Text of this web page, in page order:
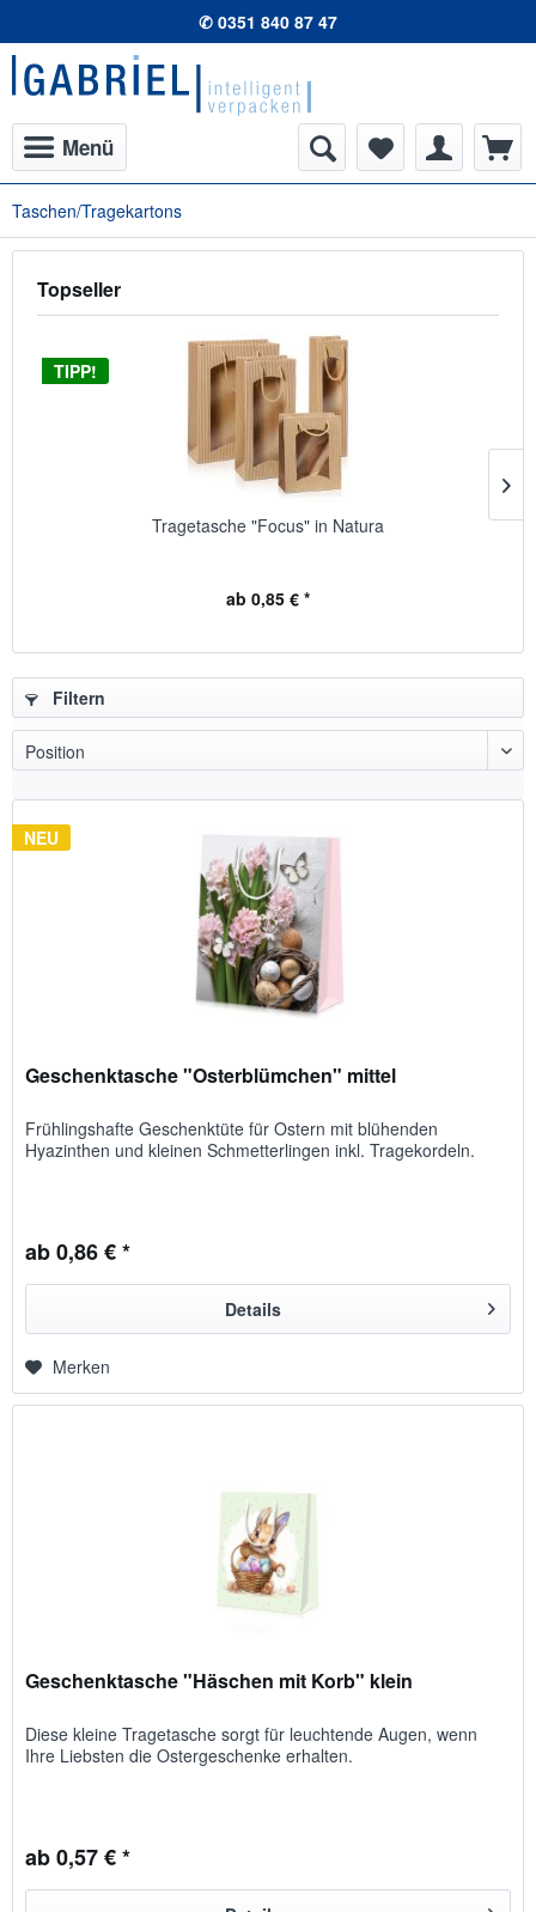
✆ 0351 840 87 47
Menü
Taschen/Tragekartons
Topseller
TIPP!
Tragetasche "Focus" in Natura
ab 0,85 € *
Filtern
NEU
Geschenktasche "Osterblümchen" mittel
Frühlingshafte Geschenktüte für Ostern mit blühenden
Hyazinthen und kleinen Schmetterlingen inkl. Tragekordeln.
ab 0,86 € *
Details
Merken
Geschenktasche "Häschen mit Korb" klein
Diese kleine Tragetasche sorgt für leuchtende Augen, wenn
Ihre Liebsten die Ostergeschenke erhalten.
ab 0,57 € *